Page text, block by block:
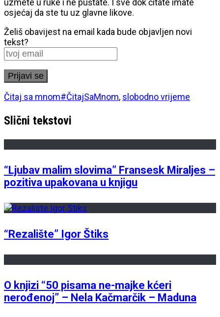
uzmete u ruke i ne puštate. I sve dok čitate imate
osjećaj da ste tu uz glavne likove.
Želiš obavijest na email kada bude objavljen novi
tekst?
Čitaj sa mnom#ČitajSaMnom, slobodno vrijeme
Slični tekstovi
“Ljubav malim slovima” Fransesk Miraljes –
pozitiva upakovana u knjigu
“Rezalište” Igor Štiks
O knjizi “50 pisama ne-majke kćeri
nerođenoj” – Nela Kačmarčik – Maduna